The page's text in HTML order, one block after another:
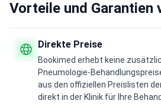
Vorteile und Garantien
Direkte Preise
Bookimed erhebt keine
Pneumologie-
aus den offiziellen Preislisten
direkt in der Klinik für Ihre